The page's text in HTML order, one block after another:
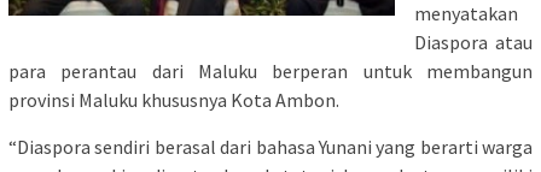
menyatakan
Diaspora atau
para perantau dari Maluku berperan untuk membangun
provinsi Maluku khususnya Kota Ambon.
“Diaspora sendiri berasal dari bahasa Yunani yang berarti warga